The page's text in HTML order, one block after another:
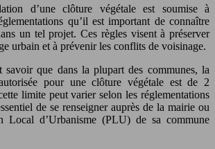
d’une clôture végétale est soumise à
qu’il est important de connaître
un tel projet. Ces règles visent à préserver
urbain et à prévenir les conflits de voisinage.
savoir que dans la plupart des communes, la
pour une clôture végétale est de 2
limite peut varier selon les réglementations
de se renseigner auprès de la mairie ou
Local d’Urbanisme (PLU) de sa commune